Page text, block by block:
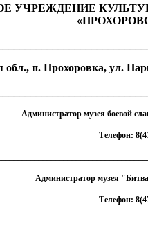
УЧРЕЖДЕНИЕ
обл., п. Прохоровка, ул.
Администратор музея боевой
Телефон:
Администратор музея
Телефон: